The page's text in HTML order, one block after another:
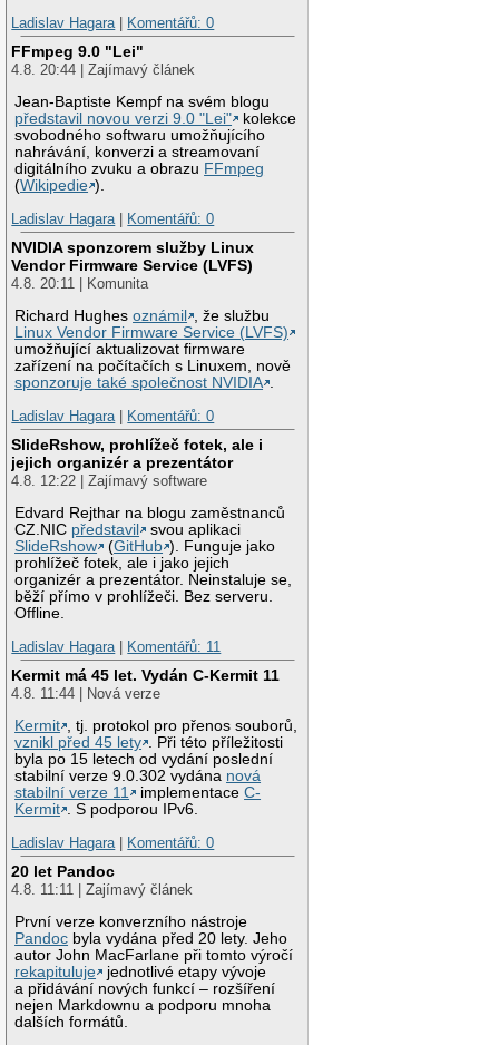
Ladislav Hagara
Komentářů: 0
FFmpeg 9.0 "Lei"
4.8. 20:44 | Zajímavý článek
Jean-Baptiste Kempf na svém blogu
představil novou verzi 9.0 "Lei"
kolekce
svobodného softwaru umožňujícího
nahrávání, konverzi a streamovaní
digitálního zvuku a obrazu FFmpeg
(Wikipedie ).
Ladislav Hagara
Komentářů: 0
NVIDIA sponzorem služby Linux
Vendor Firmware Service (LVFS)
4.8. 20:11 | Komunita
Richard Hughesoznámil
, že službu
Linux Vendor Firmware Service (LVFS)
umožňující aktualizovat firmware
zařízení na počítačích s Linuxem, nově
sponzoruje také společnost NVIDIA .
Ladislav Hagara | Komentářů: 0
SlideRshow, prohlížeč fotek, ale i
jejich organizér a prezentátor
4.8. 12:22 | Zajímavý software
Edvard Rejthar na blogu zaměstnanců
CZ.NIC představil
svou aplikaci
SlideRshow
(GitHub ). Funguje jako
prohlížeč fotek, ale i jako jejich
organizér a prezentátor. Neinstaluje se,
běží přímo v prohlížeči. Bez serveru.
Offline.
Ladislav Hagara | Komentářů: 11
Kermit má 45 let. Vydán C-Kermit 11
4.8. 11:44 | Nová verze
Kermit , tj. protokol pro přenos souborů,
vznikl před 45 lety . Při této příležitosti
byla po 15 letech od vydání poslední
stabilní verze 9.0.302 vydána nová
stabilní verze 11
implementaceC-
Kermit . S podporou IPv6.
Ladislav Hagara | Komentářů: 0
20 let Pandoc
4.8. 11:11 | Zajímavý článek
První verze konverzního nástroje
Pandoc byla vydána před 20 lety. Jeho
autor John MacFarlane při tomto výročí
rekapituluje
jednotlivé etapy vývoje
a přidávání nových funkcí – rozšíření
nejen Markdownu a podporu mnoha
dalších formátů.